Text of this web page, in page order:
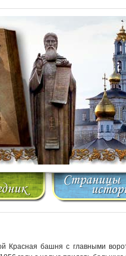
Красная башня с главными